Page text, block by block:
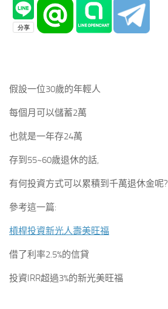
假設一位30歲的年輕人
每個月可以儲蓄2萬
也就是一年存24萬
存到55~60歲退休的話,
有何投資方式可以累積到千萬退休金呢?
參考這一篇:
槓桿投資新光人壽美旺福
借了利率2.5%的信貸
投資IRR超過3%的新光美旺福